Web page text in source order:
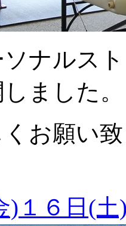
ナルス
ました。
お願い
)１６日(